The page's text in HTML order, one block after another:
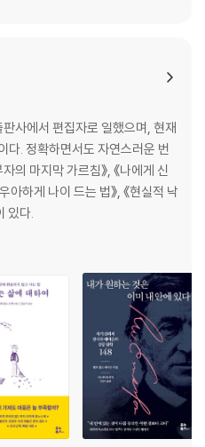
것은 아니다
재한다
린아이
일
던 이유
수 없다
없다
하고 동 대학원에서 학교임상심
사에서 편집자로 일했으며, 현재
다. 정확하면서도 자연스러운 번
의 마지막 가르침》, 《나에게 신
아하게 나이 드는 법》, 《현실적 낙
있다.